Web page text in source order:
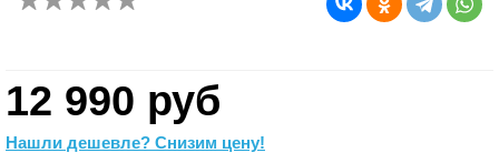
12 990 руб
Нашли дешевле? Снизим цену!